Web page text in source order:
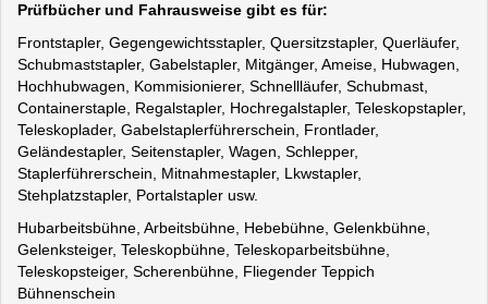
Prüfbücher und Fahrausweise gibt es für:
Frontstapler, Gegengewichtsstapler, Quersitzstapler, Querläufer,
Schubmaststapler, Gabelstapler, Mitgänger, Ameise, Hubwagen,
Hochhubwagen, Kommisionierer, Schnellläufer, Schubmast,
Containerstaple, Regalstapler, Hochregalstapler, Teleskopstapler,
Teleskoplader, Gabelstaplerführerschein, Frontlader,
Geländestapler, Seitenstapler, Wagen, Schlepper,
Staplerführerschein, Mitnahmestapler, Lkwstapler,
Stehplatzstapler, Portalstapler usw.
Hubarbeitsbühne, Arbeitsbühne, Hebebühne, Gelenkbühne,
Gelenksteiger, Teleskopbühne, Teleskoparbeitsbühne,
Teleskopsteiger, Scherenbühne, Fliegender Teppich
Bühnenschein